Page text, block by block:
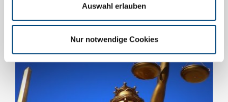
Auswahl erlauben
Nur notwendige Cookies